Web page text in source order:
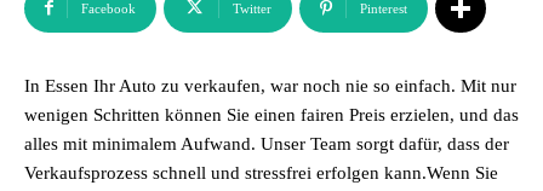
Facebook Twitter Pinterest
In Essen Ihr Auto zu verkaufen, war noch nie so einfach. Mit nur
wenigen Schritten können Sie einen fairen Preis erzielen, und das
alles mit minimalem Aufwand. Unser Team sorgt dafür, dass der
Verkaufsprozess schnell und stressfrei erfolgen kann.Wenn Sie